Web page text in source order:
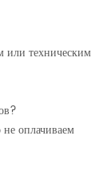
техническим
оплачиваем